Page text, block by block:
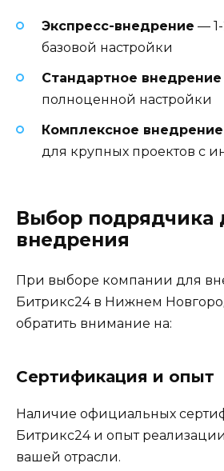
Экспресс-внедрение —
базовой настройки
Стандартное внедрение
полноценной настройки
Комплексное внедрение
для крупных проектов с
Выбор подрядчика
внедрения
При выборе компании для
Битрикс24 в Нижнем
обратить внимание на:
Сертификация и опыт
Наличие официальных
Битрикс24 и опыт
вашей отрасли.